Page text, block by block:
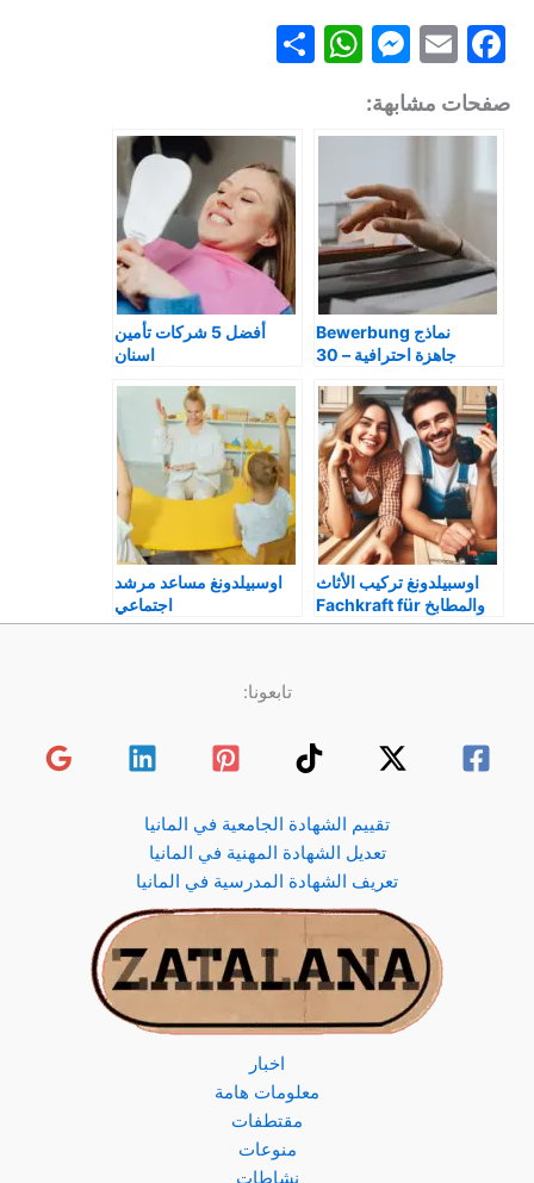
F
a
c
b
o
o
k
E
m
ai
M
s
e
n
g
er
W
A
p
p
e
صفحات مشابهة:
نماذج Bewerbung
جاهزة احترافية – 30
أفضل 5 شركات تأمين
اسنان
ung في المانيا
اوسبيلدونغ تركيب الأثاث
والمطابخ Fachkraft für
Möbel-, Küche
اوسبيلدونغ مساعد مرشد
اجتماعي
Sozialpädagogische
تابعونا:
تقييم الشهادة الجامعية في المانيا
تعديل الشهادة المهنية في المانيا
تعريف الشهادة المدرسية في المانيا
اخبار
معلومات هامة
مقتطفات
منوعات